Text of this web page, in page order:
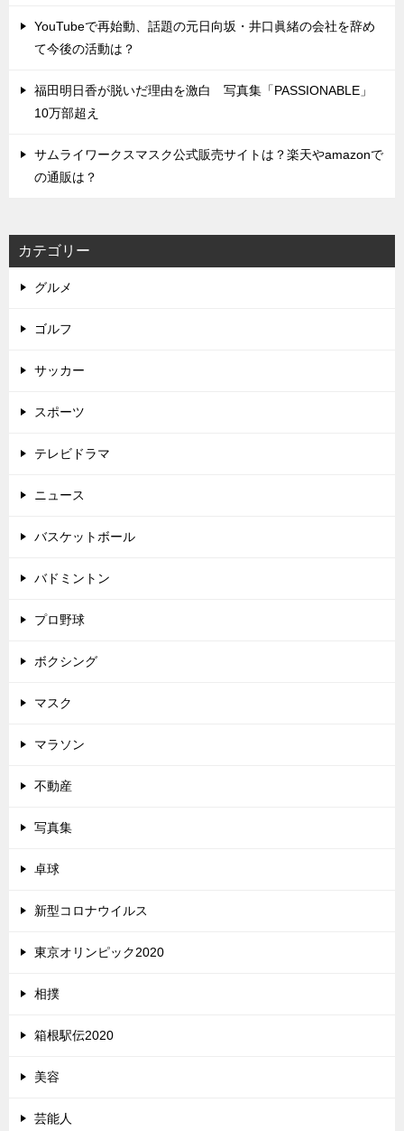
YouTubeで再始動、話題の元日向坂・井口眞緒の会社を辞め
て今後の活動は？
福田明日香が脱いだ理由を激白 写真集「PASSIONABLE」
10万部超え
サムライワークスマスク公式販売サイトは？楽天やamazonで
の通販は？
カテゴリー
グルメ
ゴルフ
サッカー
スポーツ
テレビドラマ
ニュース
バスケットボール
バドミントン
プロ野球
ボクシング
マスク
マラソン
不動産
写真集
卓球
新型コロナウイルス
東京オリンピック2020
相撲
箱根駅伝2020
美容
芸能人